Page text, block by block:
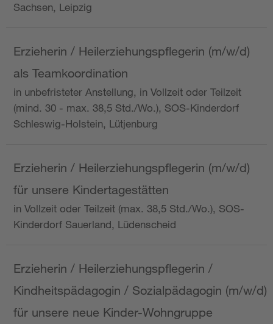
Sachsen, Leipzig
Erzieherin / Heilerziehungspflegerin (m/w/d)
als Teamkoordination
in unbefristeter Anstellung, in Vollzeit oder Teilzeit
(mind. 30 - max. 38,5 Std./Wo.), SOS-Kinderdorf
Schleswig-Holstein, Lütjenburg
Erzieherin / Heilerziehungspflegerin (m/w/d)
für unsere Kindertagestätten
in Vollzeit oder Teilzeit (max. 38,5 Std./Wo.), SOS-
Kinderdorf Sauerland, Lüdenscheid
Erzieherin / Heilerziehungspflegerin /
Kindheitspädagogin / Sozialpädagogin (m/w/d)
für unsere neue Kinder-Wohngruppe